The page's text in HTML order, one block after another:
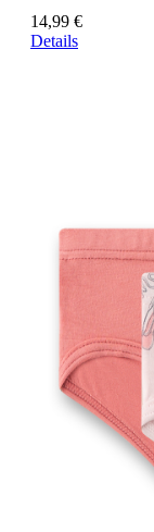
14,99 €
Details